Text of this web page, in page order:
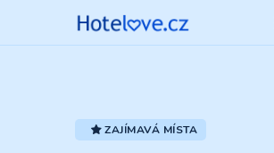
ZAJÍMAVÁ MÍSTA